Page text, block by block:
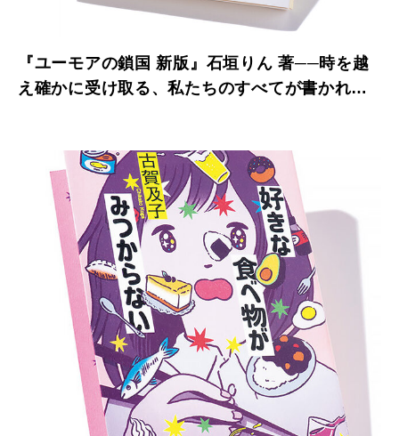
『ユーモアの鎖国 新版』石垣りん 著──時を越
え確かに受け取る、私たちのすべてが書かれた